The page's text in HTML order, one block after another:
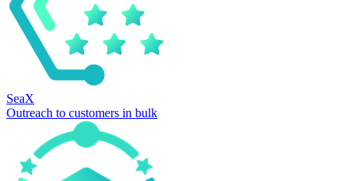
SeaX
Outreach to customers in bulk